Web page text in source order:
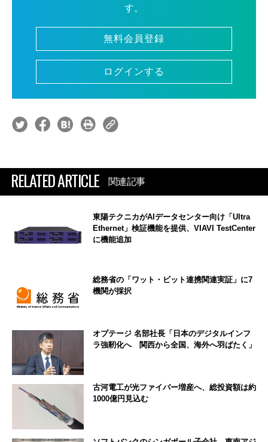
す。
無料会員登録
ログインする
RELATED ARTICLE 関連記事
東陽テクニカがAIデータセンター向け「Ultra
Ethernet」検証機能を提供、VIAVI TestCenter
に機能追加
総務省の「ワット・ビット連携関連実証」に7
機関が採択
オプテージ 名部社長「日本のデジタルインフ
ラ強靭化へ 関西から全国、海外へ羽ばたく」
古河電工が光ファイバー増産へ、総投資額は約
1000億円見込む